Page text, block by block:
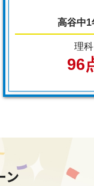
高谷中1
理科
96
ン